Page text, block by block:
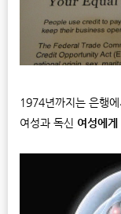
1974년까지는 은행
여성과 독신 여성에